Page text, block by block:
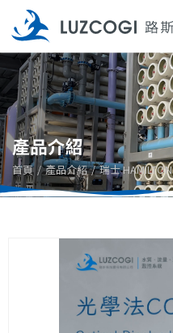
產品介紹
首頁 產品介紹 瑞士 HAMILTON